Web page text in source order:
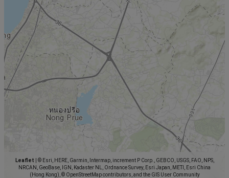
Leaflet
© Esri, HERE, Garmin, Intermap, increment P Corp., GEBCO, USGS, FAO, NPS,
NRCAN, GeoBase, IGN, Kadaster NL, Ordnance Survey, Esri Japan, METI, Esri China
(Hong Kong), © OpenStreetMap contributors, and the GIS User Community